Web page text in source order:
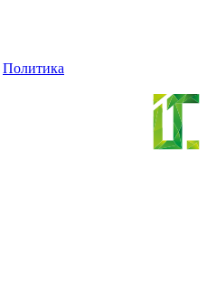
Политика